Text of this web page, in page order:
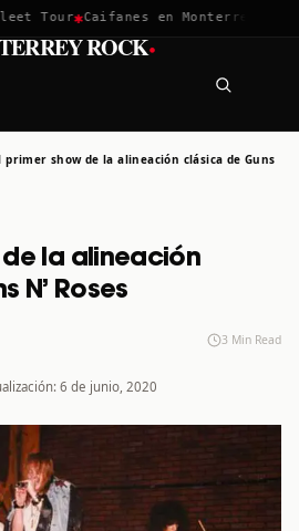
Tour✱Caifanes en Monterrey · 12 Dic
ROCK·
primer show de la alineación clásica de Guns
de la alineación
N’ Roses
3 Min Read
6 de junio, 2020